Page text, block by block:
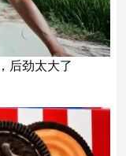
后劲太大了